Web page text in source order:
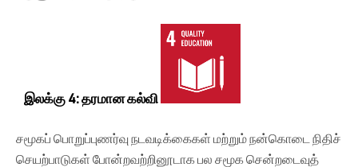
இலக்கு 4: தரமான கல்வி
சமூகப் பொறுப்புணர்வு நடவடிக்கைகள் மற்றும் நன்கொடை நிதிச்
செயற்பாடுகள் போன்றவற்றினூடாக பல சமூக சென்றடைவுத்